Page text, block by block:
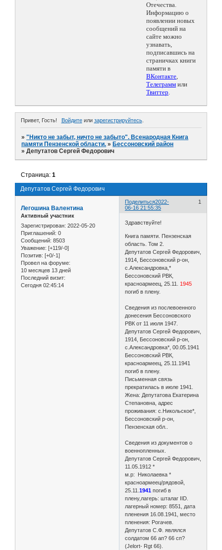
Отечества.
Информацию о
появлении новых
сообщений на
сайте можно
узнавать,
подписавшись на
страничках книги
памяти в
ВКонтакте,
Телеграмм или
Твиттер.
Привет, Гость! Войдитеили зарегистрируйтесь.
»"Никто не забыт, ничто не забыто". Всенародная Книга
памяти Пензенской области. » Бессоновский район
»Депутатов Сергей Федорович
Депутатов Сергей Федорович
Страница:1
Поделиться 1
2022-
06-16 21:55:35
Легошина Валентина
Активный участник
Зарегистрирован: 2022-05-20
Приглашений: 0
Сообщений: 8503
Уважение: [+119/-0]
Позитив: [+0/-1]
Провел на форуме:
10 месяцев 13 дней
Последний визит:
Сегодня 02:45:14
Здравствуйте!
Книга памяти. Пензенская
область. Том 2.
Депутатов Сергей Федорович,
1914, Бессоновский р-он,
с.Александровка,*
Бессоновский РВК,
красноармеец, 25.11. 1945
погиб в плену.
Сведения из послевоенного
донесения Бессоновского
РВК от 11 июля 1947.
Депутатов Сергей Федорович,
1914, Бессоновский р-он,
с.Александровка*, 00.05.1941
Бессоновский РВК,
красноармеец, 25.11.1941
погиб в плену.
Письменная связь
прекратилась в июле 1941.
Жена: Депутатова Екатерина
Степановна, адрес
проживания: с.Никольское*,
Бессоновский р-он,
Пензенская обл..
Сведения из документов о
военнопленных.
Депутатов Сергей Федорович,
11.05.1912 *
м.р: Николаевка *
красноармеец/рядовой,
25.11.1941 погиб в
плену,лагерь: шталаг IID.
лагерный номер: 8551, дата
пленения 16.08.1941, место
пленения: Рогачев.
Депутатов С.Ф. являлся
солдатом 66 ап? 66 сп?
(Jelort- Rgt 66).